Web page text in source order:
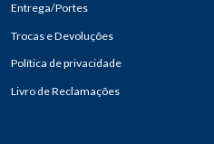
Entrega/Portes
Trocas e Devoluções
Política de privacidade
Livro de Reclamações